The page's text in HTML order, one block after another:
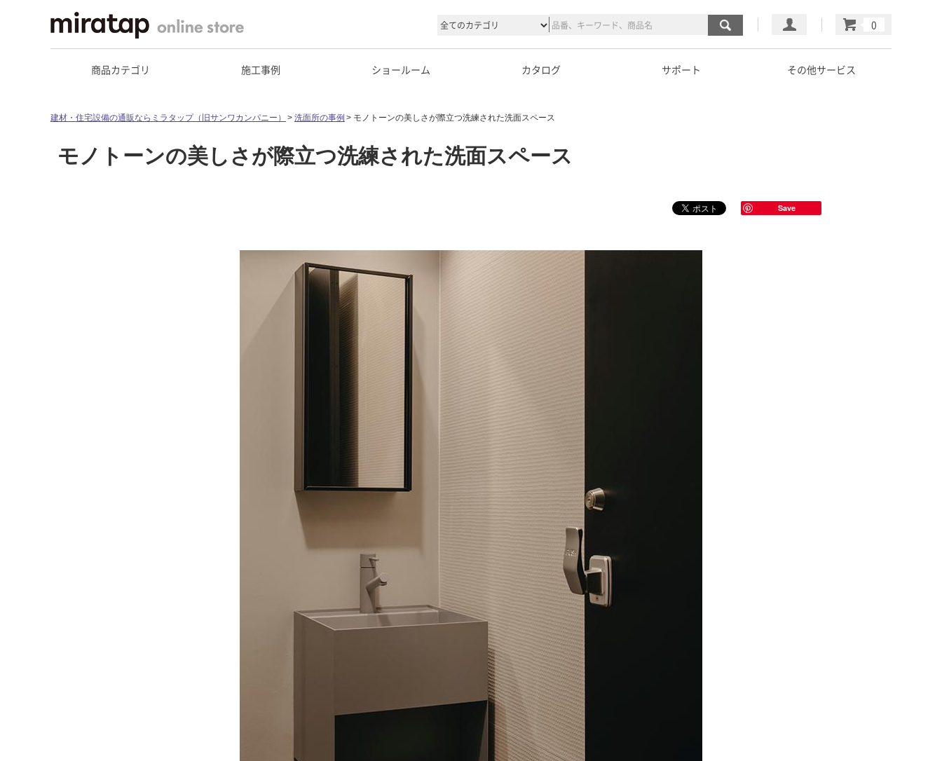
マイページ
カート
商品カテゴリ 施工事例 ショールーム カタログ サポート その他サービス
建材・住宅設備の通販ならミラタップ（旧サンワカンパニー） 洗面所の事例 モノトーンの美しさが際立つ洗練された洗面スペース
モノトーンの美しさが際立つ洗練された洗面スペース
Save